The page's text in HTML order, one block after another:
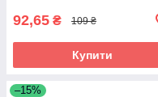
92,65 ₴ 109 ₴
Купити
–15%